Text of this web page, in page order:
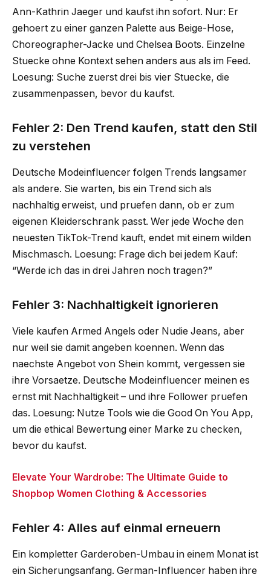
Ann-Kathrin Jaeger und kaufst ihn sofort. Nur: Er
gehoert zu einer ganzen Palette aus Beige-Hose,
Choreographer-Jacke und Chelsea Boots. Einzelne
Stuecke ohne Kontext sehen anders aus als im Feed.
Loesung: Suche zuerst drei bis vier Stuecke, die
zusammenpassen, bevor du kaufst.
Fehler 2: Den Trend kaufen, statt den Stil
zu verstehen
Deutsche Modeinfluencer folgen Trends langsamer
als andere. Sie warten, bis ein Trend sich als
nachhaltig erweist, und pruefen dann, ob er zum
eigenen Kleiderschrank passt. Wer jede Woche den
neuesten TikTok-Trend kauft, endet mit einem wilden
Mischmasch. Loesung: Frage dich bei jedem Kauf:
“Werde ich das in drei Jahren noch tragen?”
Fehler 3: Nachhaltigkeit ignorieren
Viele kaufen Armed Angels oder Nudie Jeans, aber
nur weil sie damit angeben koennen. Wenn das
naechste Angebot von Shein kommt, vergessen sie
ihre Vorsaetze. Deutsche Modeinfluencer meinen es
ernst mit Nachhaltigkeit – und ihre Follower pruefen
das. Loesung: Nutze Tools wie die Good On You App,
um die ethical Bewertung einer Marke zu checken,
bevor du kaufst.
Elevate Your Wardrobe: The Ultimate Guide to
Shopbop Women Clothing & Accessories
Fehler 4: Alles auf einmal erneuern
Ein kompletter Garderoben-Umbau in einem Monat ist
ein Sicherungsanfang. German-Influencer haben ihre